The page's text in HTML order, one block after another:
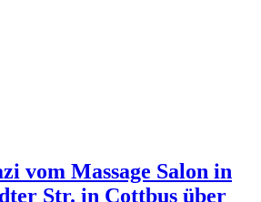
vom Massage Salon in
Str. in Cottbus über